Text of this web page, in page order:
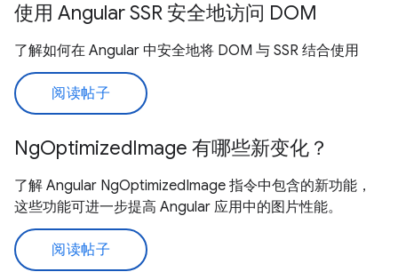
使用 Angular SSR 安全地访问 DOM
了解如何在 Angular 中安全地将 DOM 与 SSR 结合使用
阅读帖子
NgOptimizedImage 有哪些新变化？
了解 Angular NgOptimizedImage 指令中包含的新功能，
这些功能可进一步提高 Angular 应用中的图片性能。
阅读帖子